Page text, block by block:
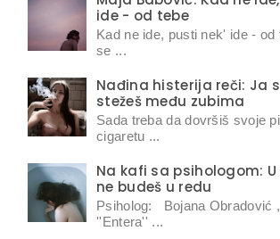
ide - od tebe
Kad ne ide, pusti nek' ide -
se ...
Nađina histerija reči: Ja
stežeš među zubima
Sada treba da dovršiš svoje
cigaretu ...
Na kafi sa psihologom:
ne budeš u redu
Psiholog: Bojana Obradović
''Entera'' ...